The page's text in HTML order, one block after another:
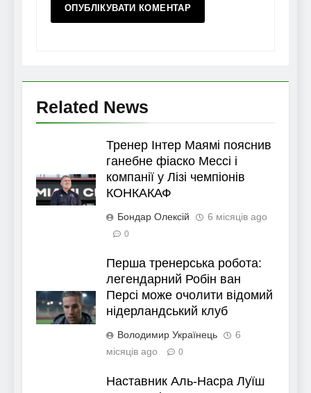
Related News
Тренер Інтер Маямі пояснив
ганебне фіаско Мессі і
компанії у Лізі чемпіонів
КОНКАКАФ
Бондар Олексій 6 місяців ago
0
Перша тренерська робота:
легендарний Робін ван
Персі може очолити відомий
нідерландський клуб
Володимир Українець
6
місяців ago
0
Наставник Аль-Насра Луїш